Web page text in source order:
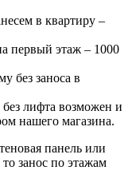
в квартиру –
первый этаж – 1000
без заноса в
лифта возможен и
нашего магазина.
панель или
занос по этажам